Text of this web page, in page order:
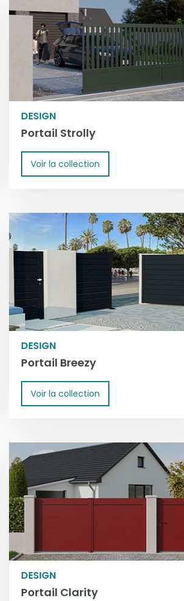
DESIGN
Portail Strolly
Voir la collection
DESIGN
Portail Breezy
Voir la collection
DESIGN
Portail Clarity